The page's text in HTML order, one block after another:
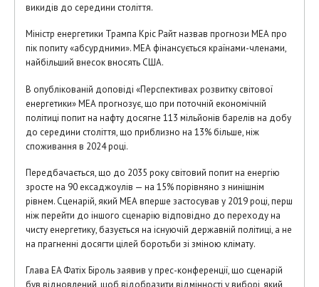
викидів до середини століття.
Міністр енергетики Трампа Кріс Райт назвав прогнози МЕА про
пік попиту «абсурдними». МЕА фінансується країнами-членами,
найбільший внесок вносять США.
В опублікованій доповіді «Перспективах розвитку світової
енергетики» МЕА прогнозує, що при поточній економічній
політиці попит на нафту досягне 113 мільйонів барелів на добу
до середини століття, що приблизно на 13% більше, ніж
споживання в 2024 році.
Передбачається, що до 2035 року світовий попит на енергію
зросте на 90 ексаджоулів — на 15% порівняно з нинішнім
рівнем. Сценарій, який МЕА вперше застосував у 2019 році, перш
ніж перейти до іншого сценарію відповідно до переходу на
чисту енергетику, базується на існуючій державній політиці, а не
на прагненні досягти цілей боротьби зі зміною клімату.
Глава EA Фатіх Біроль заявив у прес-конференції, що сценарій